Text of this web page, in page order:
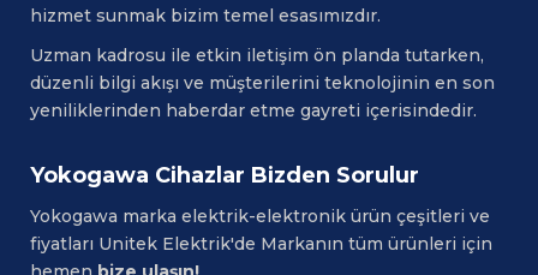
hizmet sunmak bizim temel esasımızdır.
Uzman kadrosu ile etkin iletişim ön planda tutarken,
düzenli bilgi akışı ve müşterilerini teknolojinin en son
yeniliklerinden haberdar etme gayreti içerisindedir.
Yokogawa Cihazlar Bizden Sorulur
Yokogawa marka elektrik-elektronik ürün çeşitleri ve
fiyatları Unitek Elektrik'de Markanın tüm ürünleri için